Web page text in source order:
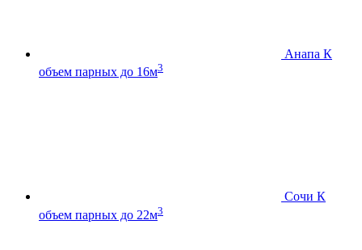
Анапа К
объем парных до 16м3
Сочи К
объем парных до 22м3